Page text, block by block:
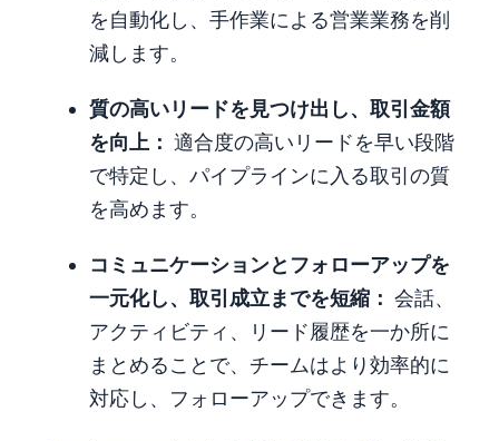
を自動化し、手作業による営業業務を削
減します。
質の高いリードを見つけ出し、取引金額
を向上： 適合度の高いリードを早い段階
で特定し、パイプラインに入る取引の質
を高めます。
コミュニケーションとフォローアップを
一元化し、取引成立までを短縮： 会話、
アクティビティ、リード履歴を一か所に
まとめることで、チームはより効率的に
対応し、フォローアップできます。